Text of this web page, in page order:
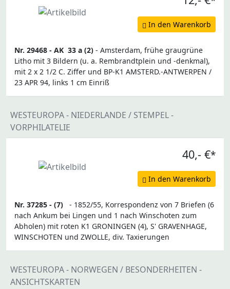
In den Warenkorb
Nr. 29468 - AK 33 a (2) - Amsterdam, frühe graugrüne
Litho mit 3 Bildern (u. a. Rembrandtplein und -denkmal),
mit 2 x 2 1/2 C. Ziffer und BP-K1 AMSTERD.-ANTWERPEN /
23 APR 94, links 1 cm Einriß
WESTEUROPA - NIEDERLANDE / STEMPEL -
VORPHILATELIE
40,- €*
In den Warenkorb
Nr. 37285 - (7)
- 1852/55, Korrespondenz von 7 Briefen (6
nach Ankum bei Lingen und 1 nach Winschoten zum
Abholen) mit roten K1 GRONINGEN (4), S' GRAVENHAGE,
WINSCHOTEN und ZWOLLE, div. Taxierungen
WESTEUROPA - NORWEGEN / BESONDERHEITEN -
ANSICHTSKARTEN